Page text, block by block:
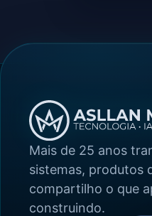
Mais de 25 anos
sistemas, produtos
compartilho o que
construindo.